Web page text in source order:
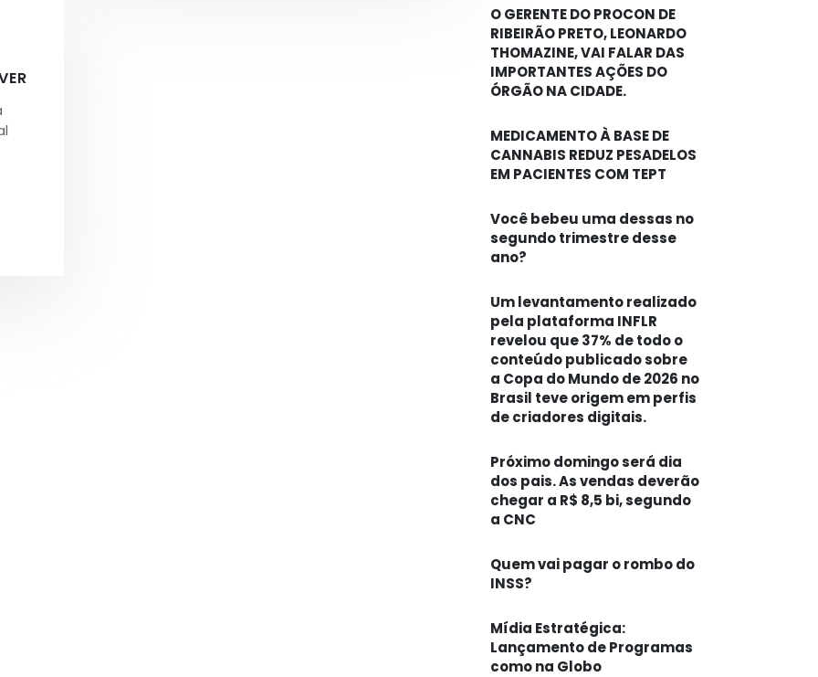
O GERENTE DO PROCON DE
RIBEIRÃO PRETO, LEONARDO
THOMAZINE, VAI FALAR DAS
IMPORTANTES AÇÕES DO
ÓRGÃO NA CIDADE.
MEDICAMENTO À BASE DE
CANNABIS REDUZ PESADELOS
EM PACIENTES COM TEPT
Você bebeu uma dessas no
segundo trimestre desse
ano?
Um levantamento realizado
pela plataforma INFLR
revelou que 37% de todo o
conteúdo publicado sobre
a Copa do Mundo de 2026 no
Brasil teve origem em perfis
de criadores digitais.
Próximo domingo será dia
dos pais. As vendas deverão
chegar a R$ 8,5 bi, segundo
a CNC
Quem vai pagar o rombo do
INSS?
Mídia Estratégica:
Lançamento de Programas
como na Globo